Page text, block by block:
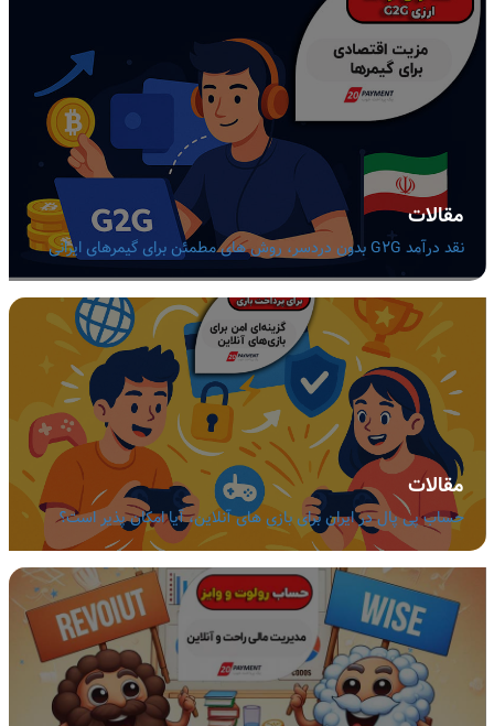
مقالات
نقد درآمد G2G بدون دردسر، روش های مطمئن برای گیمرهای ایرانی
مقالات
حساب پی پال در ایران برای بازی های آنلاین، آیا امکان پذیر است؟